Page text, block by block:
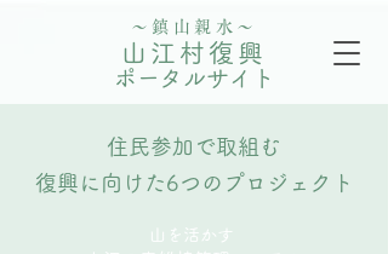
〜鎮山親水〜
山江村復興
ポータルサイト
住民参加で取組む
復興に向けた6つのプロジェクト
山を活かす